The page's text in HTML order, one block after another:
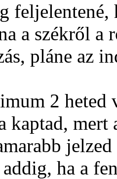
a székről a
pláne az
2 heted
kaptad,
ha a